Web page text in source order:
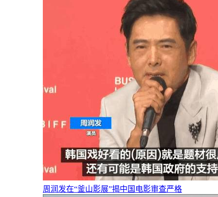
周润发在“釜山影展”揭中国电影审查严格